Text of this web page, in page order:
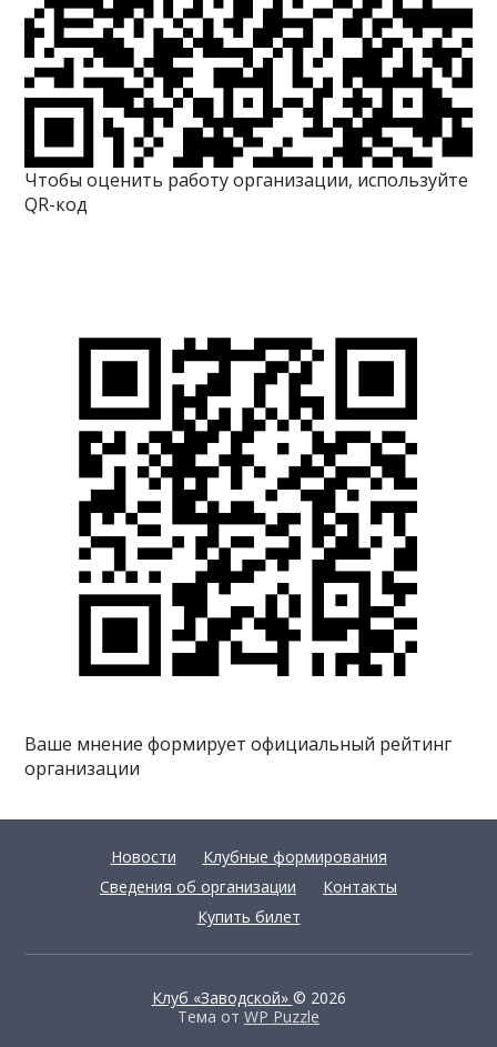
Чтобы оценить работу организации, используйте
QR-код
Ваше мнение формирует официальный рейтинг
организации
Новости
Клубные формирования
Сведения об организации
Контакты
Купить билет
Клуб «Заводской» © 2026
Тема от WP Puzzle